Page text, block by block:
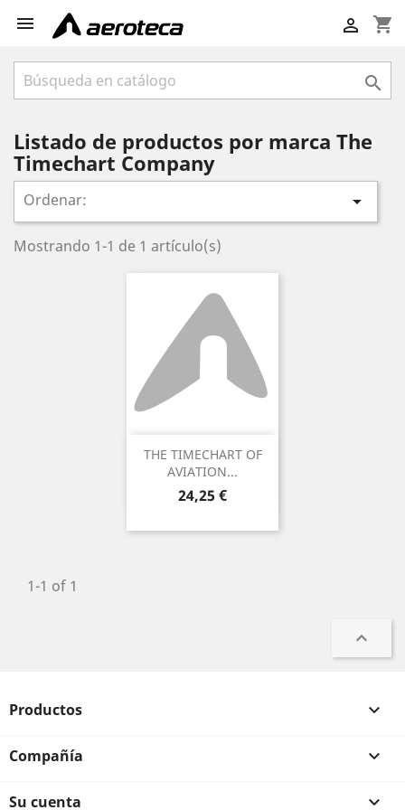
 shopping_cart


Listado de productos por marca The
Timechart Company
Ordenar: 
Mostrando 1-1 de 1 artículo(s)
THE TIMECHART OF
AVIATION...
Precio
24,25 €
1-1 of 1

Productos 
Compañía 
Su cuenta 